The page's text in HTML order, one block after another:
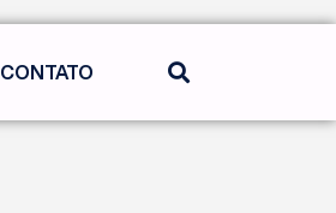
CONTATO